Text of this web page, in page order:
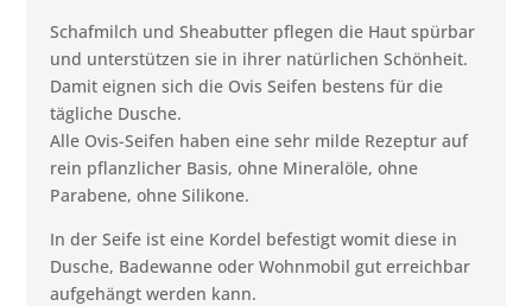
Schafmilch und Sheabutter pflegen die Haut spürbar
und unterstützen sie in ihrer natürlichen Schönheit.
Damit eignen sich die Ovis Seifen bestens für die
tägliche Dusche.
Alle Ovis-Seifen haben eine sehr milde Rezeptur auf
rein pflanzlicher Basis, ohne Mineralöle, ohne
Parabene, ohne Silikone.
In der Seife ist eine Kordel befestigt womit diese in
Dusche, Badewanne oder Wohnmobil gut erreichbar
aufgehängt werden kann.